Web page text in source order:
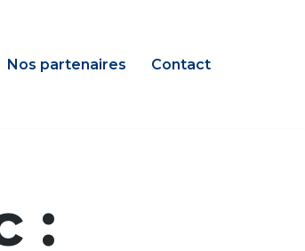
Nos partenaires Contact
: